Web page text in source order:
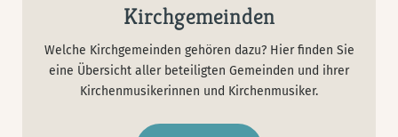
Kirchgemeinden
Welche Kirchgemeinden gehören dazu? Hier finden Sie
eine Übersicht aller beteiligten Gemeinden und ihrer
Kirchenmusikerinnen und Kirchenmusiker.